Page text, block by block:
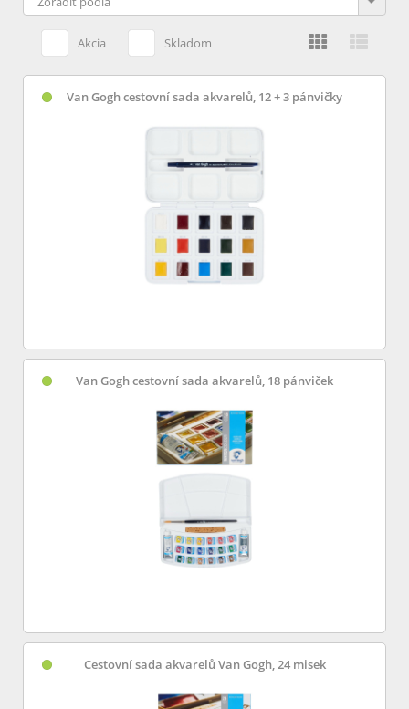
Akcia Skladom
Van Gogh cestovní sada akvarelů, 12 + 3 pánvičky
Van Gogh cestovní sada akvarelů, 18 pánviček
Cestovní sada akvarelů Van Gogh, 24 misek